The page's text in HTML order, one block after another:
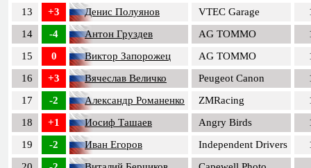
13
+3 Денис Полуянов VTEC Garage
14
-4 Антон Груздев AG TOMMO
15
0 Виктор Запорожец AG TOMMO
16
+3 Вячеслав Величко Peugeot Canon
17
-2 Александр Романенко ZMRacing
18
+1 Иосиф Ташаев Angry Birds
19
-2 Иван Егоров Independent Drivers